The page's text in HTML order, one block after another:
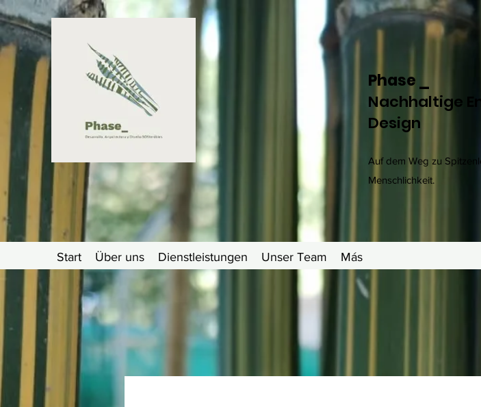
Phase _
Nachhaltige
Design
Auf dem Weg zu
Menschlichkeit.
Start Über uns Dienstleistungen Unser Team Más